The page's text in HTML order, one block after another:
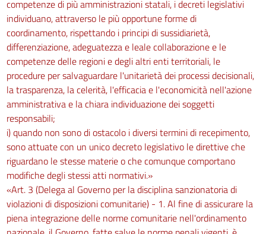
competenze di più amministrazioni statali, i decreti legislativi
individuano, attraverso le più opportune forme di
coordinamento, rispettando i principi di sussidiarietà,
differenziazione, adeguatezza e leale collaborazione e le
competenze delle regioni e degli altri enti territoriali, le
procedure per salvaguardare l'unitarietà dei processi decisionali,
la trasparenza, la celerità, l'efficacia e l'economicità nell'azione
amministrativa e la chiara individuazione dei soggetti
responsabili;
i) quando non sono di ostacolo i diversi termini di recepimento,
sono attuate con un unico decreto legislativo le direttive che
riguardano le stesse materie o che comunque comportano
modifiche degli stessi atti normativi.»
«Art. 3 (Delega al Governo per la disciplina sanzionatoria di
violazioni di disposizioni comunitarie) - 1. Al fine di assicurare la
piena integrazione delle norme comunitarie nell'ordinamento